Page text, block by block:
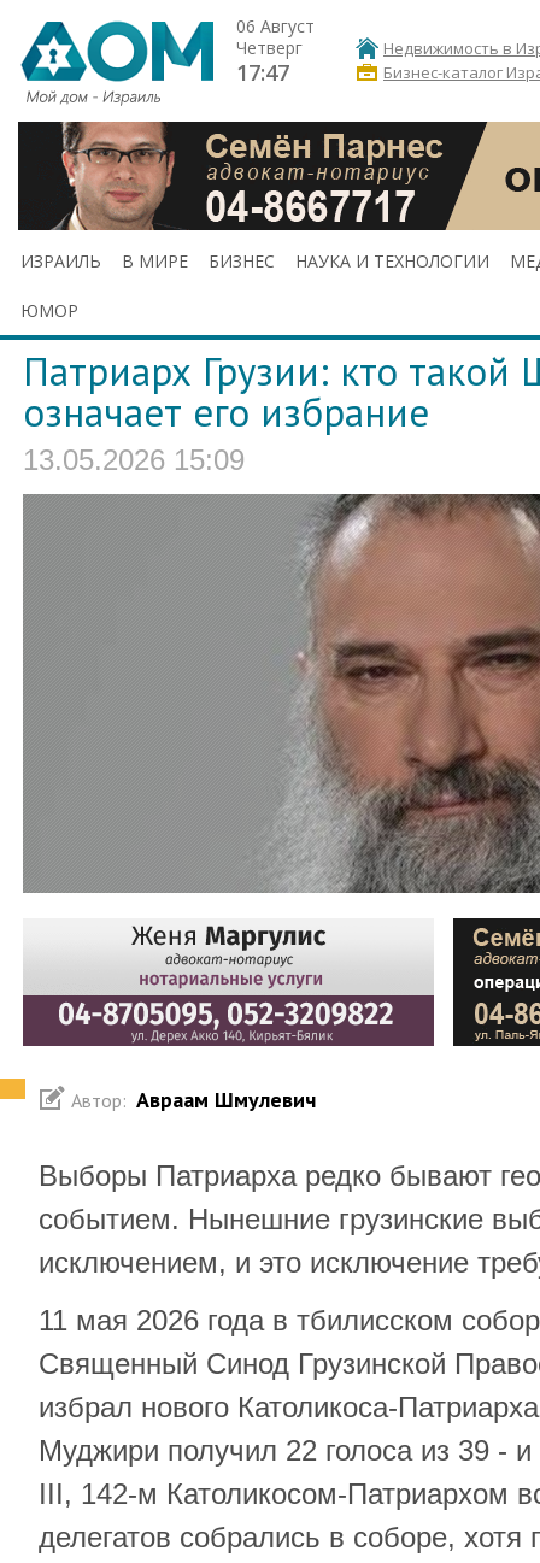
06 Август
Четверг
17:47
Недвижимость в
Бизнес-каталог
ИЗРАИЛЬ В МИРЕ БИЗНЕС НАУКА И ТЕХНОЛОГИИ
ЮМОР
Патриарх Грузии: кто
означает его избрание
13.05.2026 15:09
Автор: Авраам Шмулевич
Выборы Патриарха редко бывают
событием. Нынешние грузинские
исключением, и это исключение
11 мая 2026 года в тбилисском
Священный Синод Грузинской
избрал нового Католикоса-
Муджири получил 22 голоса из 39 -
III, 142-м Католикосом-Патриархом
делегатов собрались в соборе, хотя